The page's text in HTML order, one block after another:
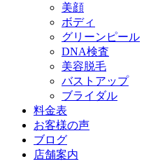
美顔
ボディ
グリーンピール
DNA検査
美容脱毛
バストアップ
ブライダル
料金表
お客様の声
ブログ
店舗案内